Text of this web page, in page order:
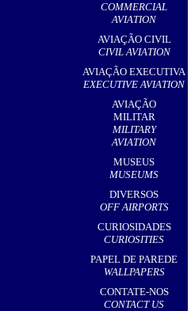
COMMERCIAL
AVIATION
AVIAÇÃO CIVIL
CIVIL AVIATION
AVIAÇÃO EXECUTIVA
EXECUTIVE AVIATION
AVIAÇÃO
MILITAR
MILITARY
AVIATION
MUSEUS
MUSEUMS
DIVERSOS
OFF AIRPORTS
CURIOSIDADES
CURIOSITIES
PAPEL DE PAREDE
WALLPAPERS
CONTATE-NOS
CONTACT US